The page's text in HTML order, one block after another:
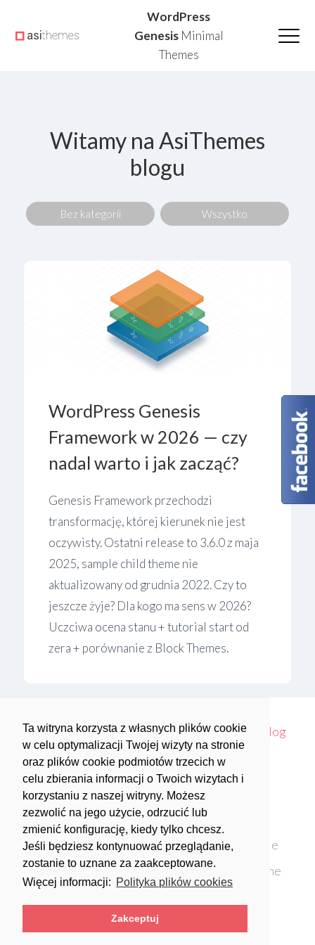
Ta witryna korzysta z własnych plików cookie
w celu optymalizacji Twojej wizyty na stronie
oraz plików cookie podmiotów trzecich w
celu zbierania informacji o Twoich wizytach i
korzystaniu z naszej witryny. Możesz
zezwolić na jego użycie, odrzucić lub
zmienić konfigurację, kiedy tylko chcesz.
Jeśli będziesz kontynuować przeglądanie,
zostanie to uznane za zaakceptowane.
Więcej informacji: Polityka plików cookies
Zakceptuj
WordPress
GenesisMinimal
Themes
Witamy na AsiThemes
blogu
Bez kategorii Wszystko
WordPress Genesis
Framework w 2026 — czy
nadal warto i jak zacząć?
Genesis Framework przechodzi
transformację, której kierunek nie jest
oczywisty. Ostatni release to 3.6.0 z maja
2025, sample child theme nie
aktualizowany od grudnia 2022. Czy to
jeszcze żyje? Dla kogo ma sens w 2026?
Uczciwa ocena stanu + tutorial start od
zera + porównanie z Block Themes.
alt
Najczęściej zadawane pytania O nas Blog
Zrobimy to Otwórz metryki Kontakt
twitter facebook
Polityka prywatności Polityka plików cookie
Ostrzeżenie prawne Ogólne warunki umowne
English